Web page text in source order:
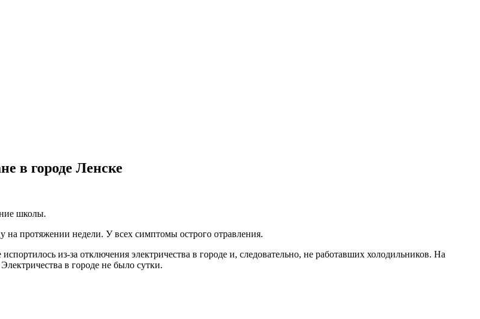
в городе Ленске
школы.
протяжении недели. У всех симптомы острого отравления.
из-за отключения электричества в городе и, следовательно, не работавших холодильников. На
в городе не было сутки.